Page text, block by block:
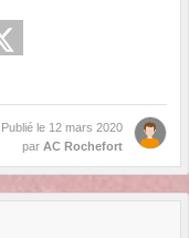
Publié le 12 mars 2020
par AC Rochefort